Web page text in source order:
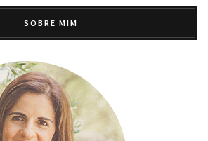
SOBRE MIM